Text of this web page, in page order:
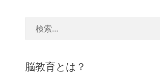
ョ
脳教育とは？